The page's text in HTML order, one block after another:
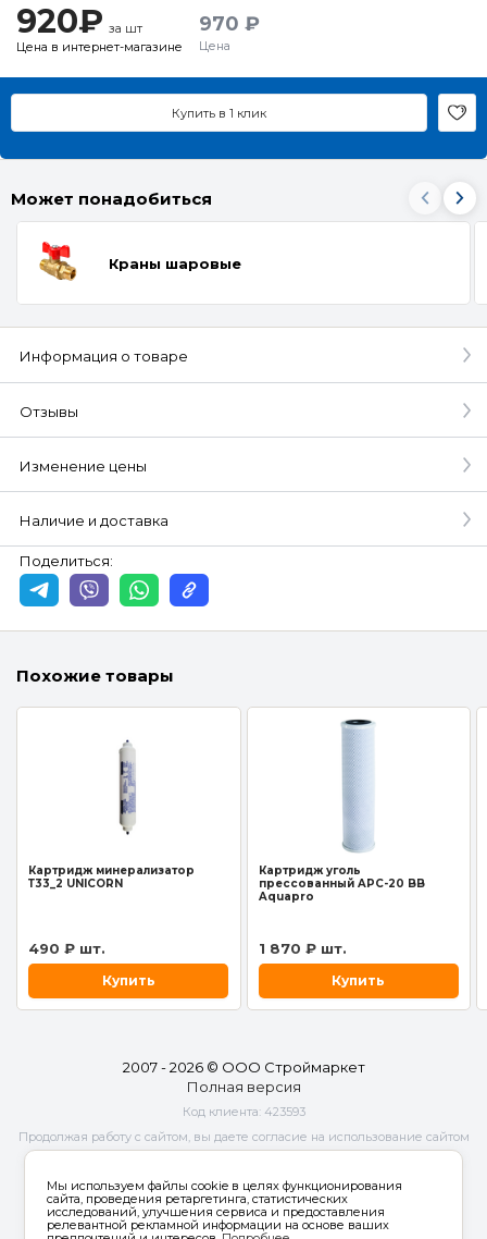
920₽ за шт
Цена в интернет-магазине
970 ₽
Цена
Купить в 1 клик
Может понадобиться
Краны шаровые
Информация о товаре
Отзывы
Изменение цены
Наличие и доставка
Поделиться:
Похожие товары
Картридж минерализатор
Т33_2 UNICORN
490 ₽ шт.
Купить
Картридж уголь
прессованный APC-20 BB
Aquapro
1 870 ₽ шт.
Купить
2007 - 2026 © ООО Строймаркет
Полная версия
Код клиента: 423593
Продолжая работу с сайтом, вы даете согласие на использование сайтом
cookies иобработку персональных данныхв целях функционирования
улучшения сервиса и предоставления релевантной рекламной
информации на основе ваших предпочтений и интересов.
Мы используем файлы cookie в целях функционирования
сайта, проведения ретаргетинга, статистических
исследований, улучшения сервиса и предоставления
релевантной рекламной информации на основе ваших